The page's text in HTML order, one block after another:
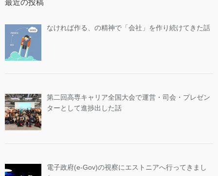
最近の投稿
なければ作る、の精神で「会社」を作り続けてきた話
第二回高専キャリア全国大会で運営・司会・プレゼン
ターとして進捗出した話
電子政府(e-Gov)の視察にエストニアへ行ってきまし